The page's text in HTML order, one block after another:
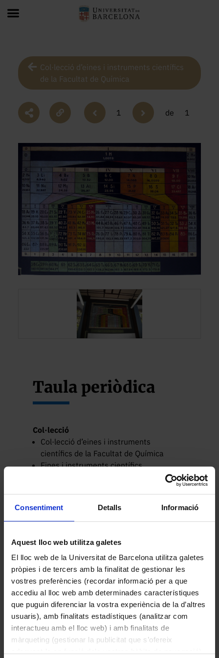
Consentiment Detalls Informació
Aquest lloc web utilitza galetes
El lloc web de la Universitat de Barcelona utilitza galetes
pròpies i de tercers amb la finalitat de gestionar les
vostres preferències (recordar informació per a que
accediu al lloc web amb determinades característiques
que puguin diferenciar la vostra experiència de la d’altres
usuaris), amb finalitats estadístiques (analitzar com
interactueu amb el lloc web) i amb finalitats de
màrqueting (gestionar la publicitat que s’ofereix
Col·lecció d’eines i instruments científics
de la Facultat de Química
1 de 1
Taula periòdica
Col·lecció
Col·lecció d’eines i instruments
científics de la Facultat de Química
Eines i instruments científics
01IH
Enllaç permanent
https://arks.org/ark:/88586/16064
Tipus
Materials/Tècniques
Oli sobre un mur
Dimensions/Durada
272 x 217 cm
Lloc d’origen
Barcelona
Localització actual (centre)